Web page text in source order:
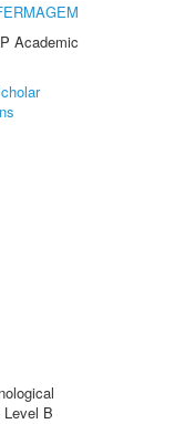
Academic
Level B